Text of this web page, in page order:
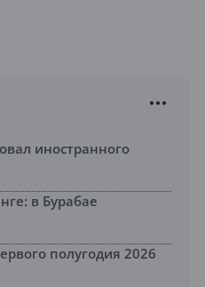
иностранного
в Бурабае
полугодия 2026